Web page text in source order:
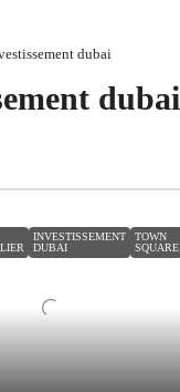
dubai
dubai
INVESTISSEMENT
DUBAI
TOWN
SQUARE